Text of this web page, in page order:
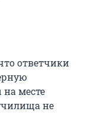
ответчики
месте
не